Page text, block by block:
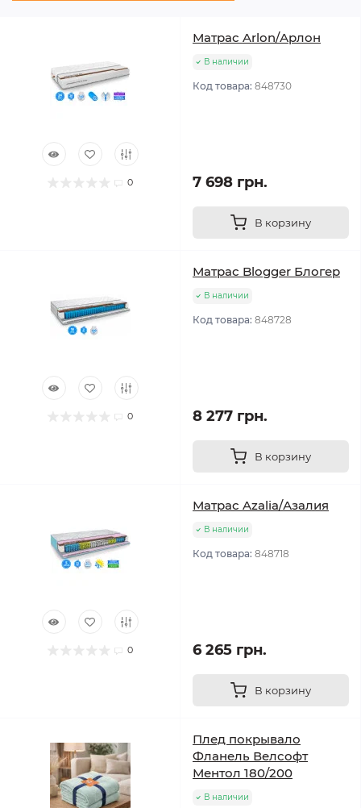
0
Матрас Arlon/Арлон
В наличии
Код товара: 848730
7 698 грн.
В корзину
0
Матрас Blogger Блогер
В наличии
Код товара: 848728
8 277 грн.
В корзину
0
Матрас Azalia/Азалия
В наличии
Код товара: 848718
6 265 грн.
В корзину
Плед покрывало
Фланель Велсофт
Ментол 180/200
В наличии